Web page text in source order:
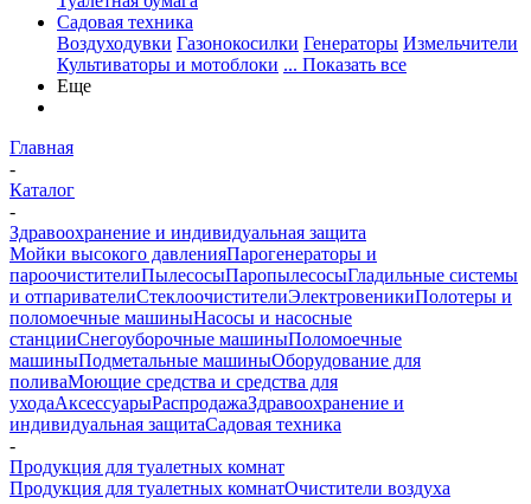
Садовая техника
Воздуходувки Газонокосилки Генераторы Измельчители
Культиваторы и мотоблоки ... Показать все
Еще
Главная
-
Каталог
-
Здравоохранение и индивидуальная защита
Мойки высокого давленияПарогенераторы и
пароочистителиПылесосыПаропылесосыГладильные системы
и отпаривателиСтеклоочистителиЭлектровеникиПолотеры и
поломоечные машиныНасосы и насосные
станцииСнегоуборочные машиныПоломоечные
машиныПодметальные машиныОборудование для
поливаМоющие средства и средства для
уходаАксессуарыРаспродажаЗдравоохранение и
индивидуальная защитаСадовая техника
-
Продукция для туалетных комнат
Продукция для туалетных комнатОчистители воздуха